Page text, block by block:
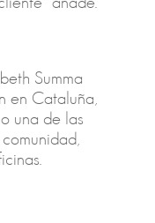
Summa
en Cataluña,
una de las